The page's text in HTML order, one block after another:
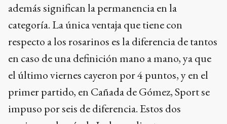
además significan la permanencia en la
categoría. La única ventaja que tiene con
respecto a los rosarinos es la diferencia de tantos
en caso de una definición mano a mano, ya que
el último viernes cayeron por 4 puntos, y en el
primer partido, en Cañada de Gómez, Sport se
impuso por seis de diferencia. Estos dos